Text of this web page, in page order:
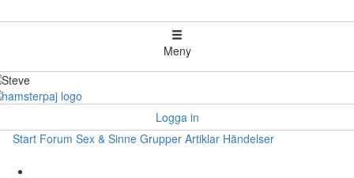
Meny
Logga in
Start Forum Sex & Sinne Grupper Artiklar Händelser